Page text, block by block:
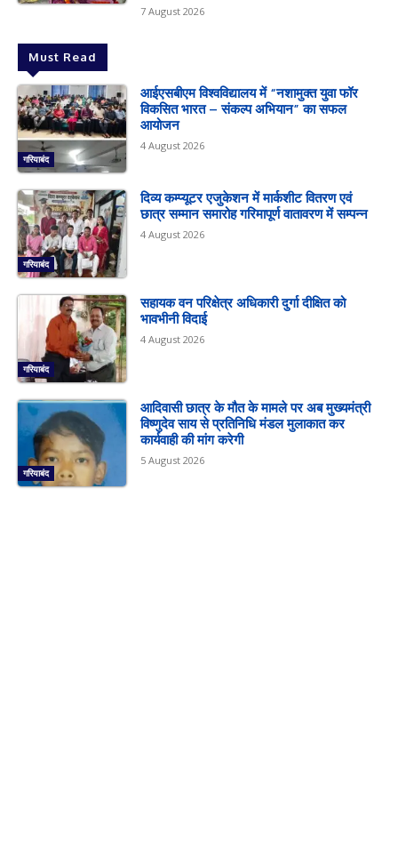
7 August 2026
Must Read
गरियाबंद
आईएसबीएम विश्वविद्यालय में “नशामुक्त युवा फॉर
विकसित भारत – संकल्प अभियान” का सफल
आयोजन
4 August 2026
गरियाबंद
दिव्य कम्प्यूटर एजुकेशन में मार्कशीट वितरण एवं
छात्र सम्मान समारोह गरिमापूर्ण वातावरण में सम्पन्न
4 August 2026
गरियाबंद
सहायक वन परिक्षेत्र अधिकारी दुर्गा दीक्षित को
भावभीनी विदाई
4 August 2026
गरियाबंद
आदिवासी छात्र के मौत के मामले पर अब मुख्यमंत्री
विष्णुदेव साय से प्रतिनिधि मंडल मुलाकात कर
कार्यवाही की मांग करेगी
5 August 2026